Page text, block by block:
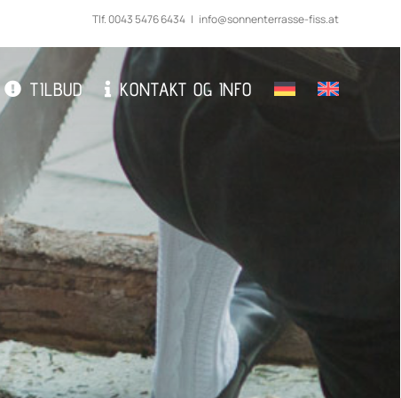
Tlf. 0043 5476 6434 | info@sonnenterrasse-fiss.at
TILBUD KONTAKT OG INFO